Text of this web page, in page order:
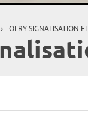
OLRY SIGNALISATION